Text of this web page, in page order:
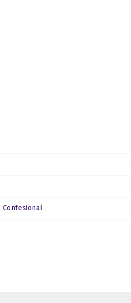
Confesional